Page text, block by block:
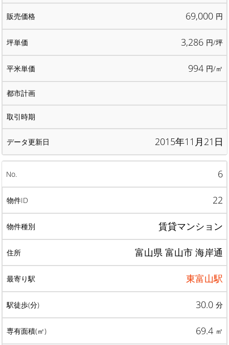
69,000 円
3,286 円/坪
994 円/㎡
2015年11月21日
6
22
賃貸マンション
富山県 富山市 海岸通
東富山駅
30.0 分
69.4 ㎡